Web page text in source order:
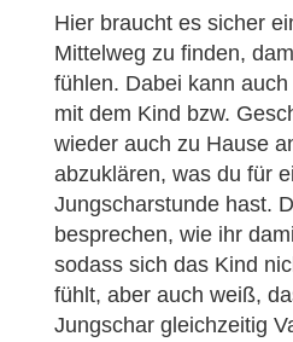
Hier braucht es sicher
Mittelweg zu finden,
fühlen. Dabei kann
mit dem Kind bzw.
wieder auch zu Hause
abzuklären, was du für
Jungscharstunde hast.
besprechen, wie ihr
sodass sich das Kind
fühlt, aber auch weiß,
Jungschar gleichzeitig